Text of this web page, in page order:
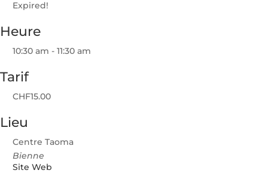
Expired!
Heure
10:30 am - 11:30 am
Tarif
CHF15.00
Lieu
Centre Taoma
Bienne
Site Web